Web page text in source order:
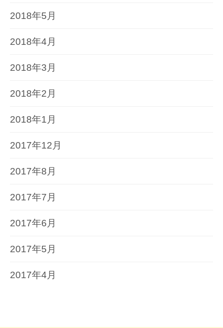
2018年5月
2018年4月
2018年3月
2018年2月
2018年1月
2017年12月
2017年8月
2017年7月
2017年6月
2017年5月
2017年4月